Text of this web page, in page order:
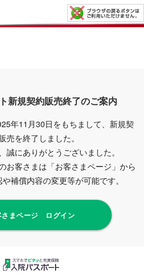
新規契約販売終了のご案内
年11月30日をもちまして、新規契
売を終了しました。
誠にありがとうございました。
お客さまは「お客さまページ」から
補償内容の変更等が可能です。
さまページ ログイン